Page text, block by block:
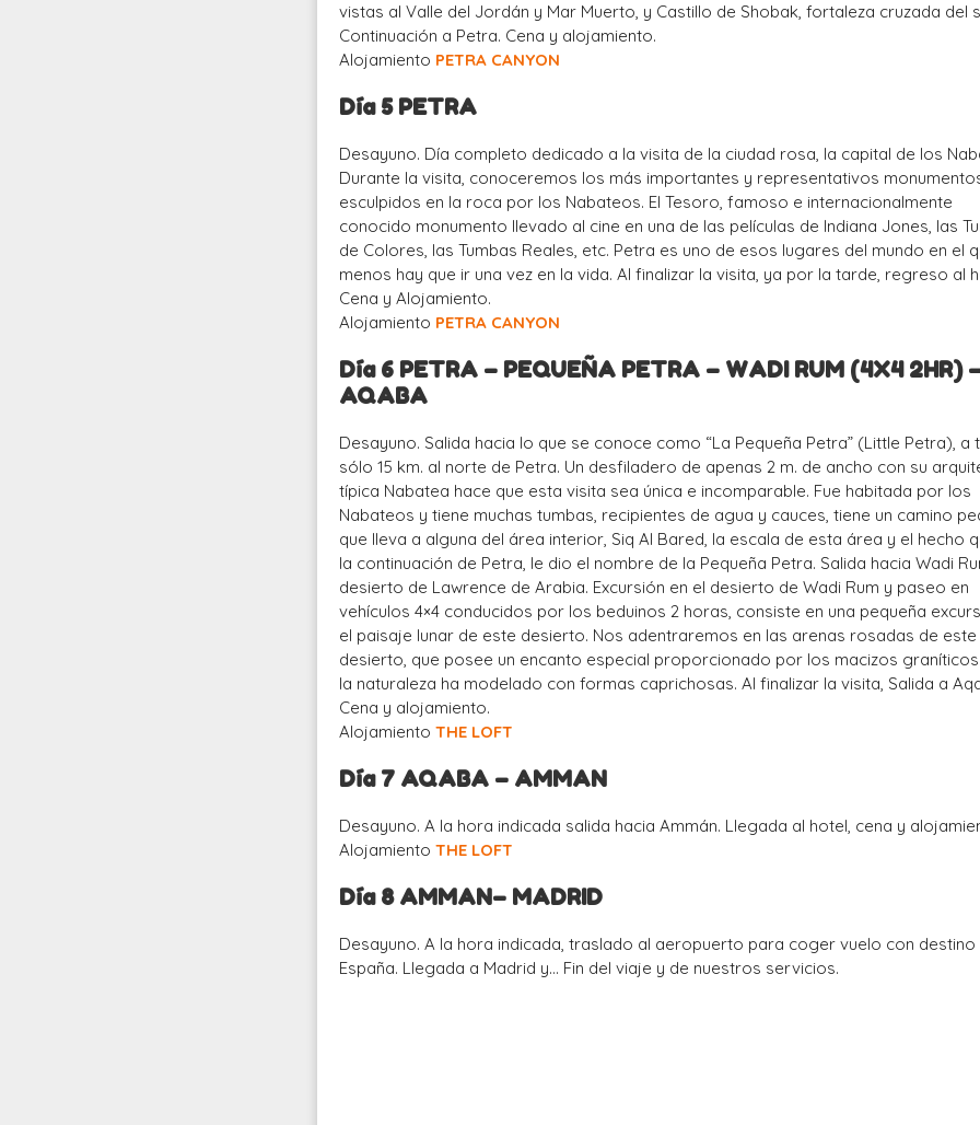
vistas al Valle del Jordán y Mar Muerto, y Castillo de Shobak, fortaleza cruzada del
Continuación a Petra. Cena y alojamiento.
Alojamiento PETRA CANYON
Día 5 PETRA
Desayuno. Día completo dedicado a la visita de la ciudad rosa, la capital de los
Durante la visita, conoceremos los más importantes y representativos
esculpidos en la roca por los Nabateos. El Tesoro, famoso e internacionalmente
conocido monumento llevado al cine en una de las películas de Indiana Jones, las
de Colores, las Tumbas Reales, etc. Petra es uno de esos lugares del mundo en el
menos hay que ir una vez en la vida. Al finalizar la visita, ya por la tarde, regreso al
Cena y Alojamiento.
Alojamiento PETRA CANYON
Día 6 PETRA – PEQUEÑA PETRA – WADI RUM (4X4 2HR)
AQABA
Desayuno. Salida hacia lo que se conoce como “La Pequeña Petra” (Little Petra), a
sólo 15 km. al norte de Petra. Un desfiladero de apenas 2 m. de ancho con su
típica Nabatea hace que esta visita sea única e incomparable. Fue habitada por los
Nabateos y tiene muchas tumbas, recipientes de agua y cauces, tiene un camino
que lleva a alguna del área interior, Siq Al Bared, la escala de esta área y el hecho
la continuación de Petra, le dio el nombre de la Pequeña Petra. Salida hacia Wadi
desierto de Lawrence de Arabia. Excursión en el desierto de Wadi Rum y paseo en
vehículos 4×4 conducidos por los beduinos 2 horas, consiste en una pequeña
el paisaje lunar de este desierto. Nos adentraremos en las arenas rosadas de este
desierto, que posee un encanto especial proporcionado por los macizos
la naturaleza ha modelado con formas caprichosas. Al finalizar la visita, Salida a
Cena y alojamiento.
AlojamientoTHE LOFT
Día 7 AQABA – AMMAN
Desayuno. A la hora indicada salida hacia Ammán. Llegada al hotel, cena y
AlojamientoTHE LOFT
Día 8 AMMAN– MADRID
Desayuno. A la hora indicada, traslado al aeropuerto para coger vuelo con destino
España. Llegada a Madrid y… Fin del viaje y de nuestros servicios.